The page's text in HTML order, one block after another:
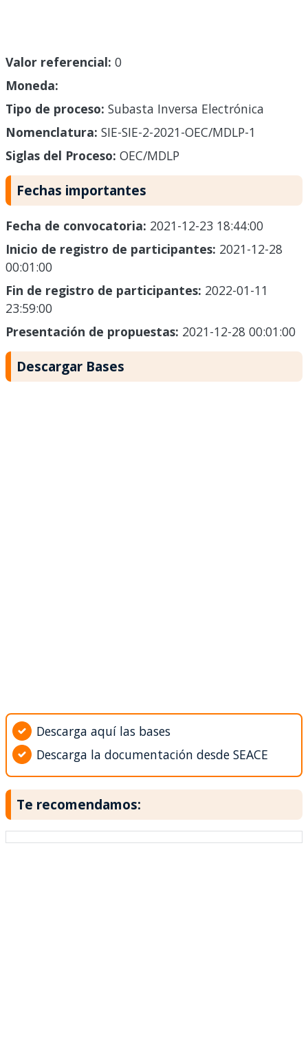
Valor referencial: 0
Moneda:
Tipo de proceso: Subasta Inversa Electrónica
Nomenclatura: SIE-SIE-2-2021-OEC/MDLP-1
Siglas del Proceso: OEC/MDLP
Fechas importantes
Fecha de convocatoria: 2021-12-23 18:44:00
Inicio de registro de participantes: 2021-12-28
00:01:00
Fin de registro de participantes: 2022-01-11
23:59:00
Presentación de propuestas: 2021-12-28 00:01:00
Descargar Bases
Descarga aquí las bases
Descarga la documentación desde SEACE
Te recomendamos: